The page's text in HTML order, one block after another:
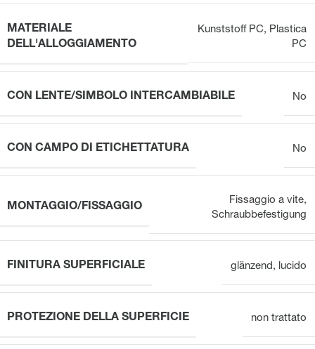
MATERIALE
DELL'ALLOGGIAMENTO
Kunststoff PC, Plastica
PC
CON LENTE/SIMBOLO INTERCAMBIABILE No
CON CAMPO DI ETICHETTATURA No
MONTAGGIO/FISSAGGIO
Fissaggio a vite,
Schraubbefestigung
FINITURA SUPERFICIALE glänzend , lucido
PROTEZIONE DELLA SUPERFICIE non trattato